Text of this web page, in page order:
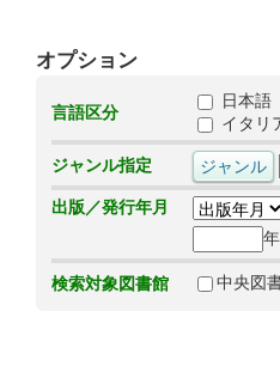
オプション
言語区分
日本語
イタリ
ジャンル指定
出版／発行年月
年
検索対象図書館 中央図